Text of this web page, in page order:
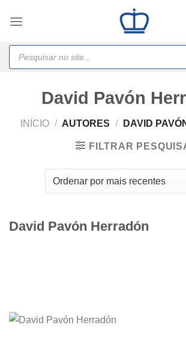
Products
search
David Pavón
INÍCIO / AUTORES / DAVID
FILTRAR
David Pavón Herradón